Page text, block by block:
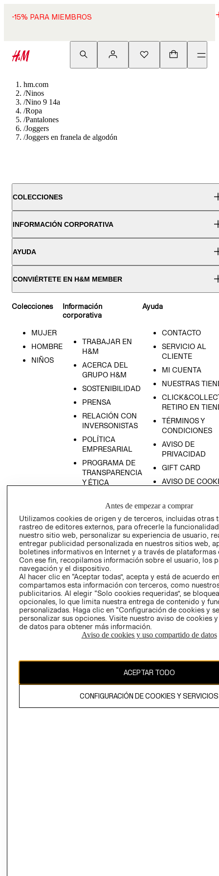
-15% PARA MIEMBROS
hm.com
/Ninos
/Nino 9 14a
/Ropa
/Pantalones
/Joggers
/Joggers en franela de algodón
COLECCIONES
INFORMACIÓN CORPORATIVA
AYUDA
CONVIÉRTETE EN H&M MEMBER
Colecciones
MUJER
HOMBRE
NIÑOS
Información
corporativa
TRABAJAR EN
H&M
ACERCA DEL
GRUPO H&M
SOSTENIBILIDAD
PRENSA
RELACIÓN CON
INVERSONISTAS
POLÍTICA
EMPRESARIAL
PROGRAMA DE
TRANSPARENCIA
Y ÉTICA
PROGRAMA DE
TRANSPARENCIA
Y ÉTICA (INGLÉS)
Ayuda
CONTACTO
SERVICIO AL
CLIENTE
MI CUENTA
NUESTRAS
RETIRO EN
TÉRMINOS Y
CONDICIONES
AVISO DE
PRIVACIDAD
GIFT CARD
AVISO DE
DE INDUSTRIA Y
COMERCIO - SIC
PETICIONES
QUEJAS Y
RECLAMOS
Colombia ($)
CAMBIAR REGIÓN
El contenido de esta página web está protegido por copyright y es
propiedad de H&M Hennes & Mauritz AB.
Antes de empezar a comprar
Utilizamos cookies de origen y de terceros, incluidas otras
rastreo de editores externos, para ofrecerle la
nuestro sitio web, personalizar su experiencia de usuario,
entregar publicidad personalizada en nuestros sitios web,
boletines informativos en Internet y a través de plataformas
Con ese fin, recopilamos información sobre el usuario, los
navegación y el dispositivo.
Al hacer clic en “Aceptar todas”, acepta y está de acuerdo
compartamos esta información con terceros, como
publicitarios. Al elegir “Solo cookies requeridas”, se
opcionales, lo que limita nuestra entrega de contenido y
personalizadas. Haga clic en “Configuración de cookies y
personalizar sus opciones. Visite nuestro aviso de cookies
de datos para obtener más información.
Aviso de cookies y uso compartido de datos
ACEPTAR TODO
CONFIGURACIÓN DE COOKIES Y SERVICIOS